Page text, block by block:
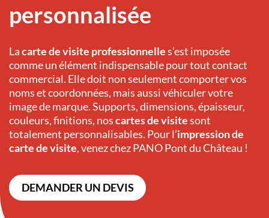
personnalisée
Lacarte de visite professionnelles’est imposée
comme un élément indispensable pour tout contact
commercial. Elle doit non seulement comporter vos
noms et coordonnées, mais aussi véhiculer votre
image de marque. Supports, dimensions, épaisseur,
couleurs, finitions, noscartes de visitesont
totalement personnalisables. Pour l’impression de
carte de visite, venez chez PANO Pont du Château !
DEMANDER UN DEVIS